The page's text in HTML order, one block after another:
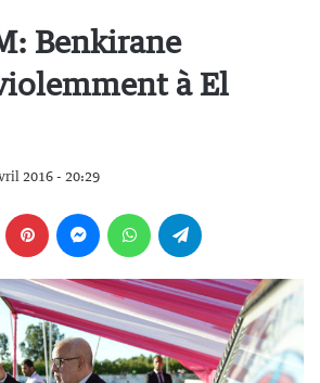
Benkirane
à El
2016 - 20:29